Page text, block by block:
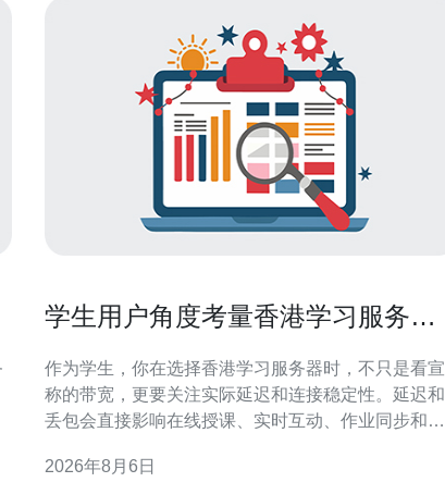
学生用户角度考量香港学习服务器
作为学生，你在选择香港学习服务器时，不只是看宣
称的带宽，更要关注实际延迟和连接稳定性。延迟和
丢包会直接影响在线授课、实时互动、作业同步和考
两方面解析如何评估香港服务器的延迟与稳定性，帮
2026年8月6日